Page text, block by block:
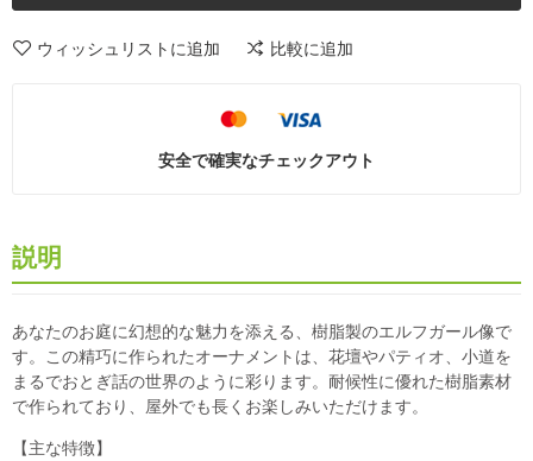
ウィッシュリストに追加 比較に追加
安全で確実なチェックアウト
説明
あなたのお庭に幻想的な魅力を添える、樹脂製のエルフガール像で
す。この精巧に作られたオーナメントは、花壇やパティオ、小道を
まるでおとぎ話の世界のように彩ります。耐候性に優れた樹脂素材
で作られており、屋外でも長くお楽しみいただけます。
【主な特徴】